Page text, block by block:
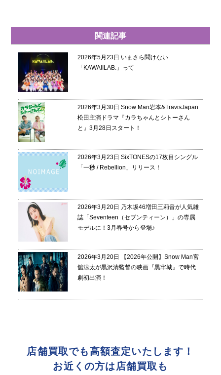
関連記事
2026年5月23日 いまさら聞けない
「KAWAIILAB.」って
2026年3月30日 Snow Man岩本&TravisJapan
松田主演ドラマ『カラちゃんとシトーさん
と』3月28日スタート！
2026年3月23日 SixTONESの17枚目シングル
「一秒 / Rebellion」リリース！
2026年3月20日 乃木坂46増田三莉音が人気雑
誌「Seventeen（セブンティーン）」の専属
モデルに！3月春号から登場♪
2026年3月20日
【2026年公開】Snow Man宮
舘涼太が黒沢清監督の映画『黒牢城』で時代
劇初出演！
店舗買取でも高額査定いたします！
お近くの方は店舗買取も